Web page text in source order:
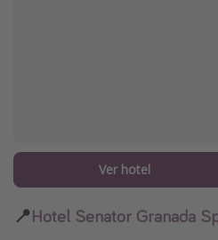
Ver hotel
📍Hotel Senator Granada